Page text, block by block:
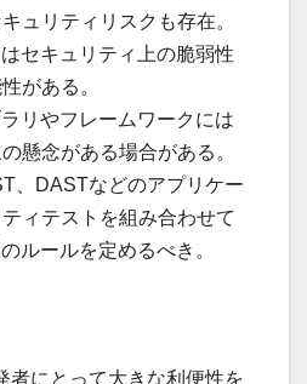
ュリティリスクも存在。
セキュリティ上の脆弱性
がある。
リやフレームワークには
懸念がある場合がある。
、DASTなどのアプリケー
ィテストを組み合わせて
ルールを定めるべき。
者にとって大きな利便性を